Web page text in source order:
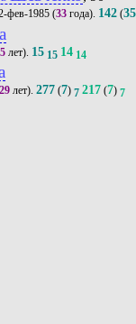
фев-1985 (33 года). 142 (35
лет). 15 15 14 14
лет). 277(7) 7 217(7) 7